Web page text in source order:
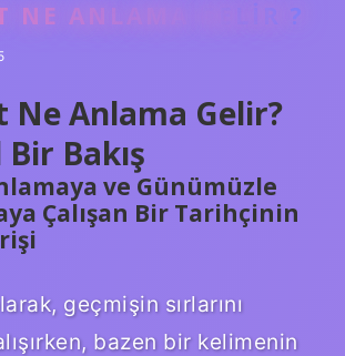
NE ANLAMA GELIR ?
Ne Anlama Gelir?
Bakış
ve Günümüzle
Çalışan Bir Tarihçinin
geçmişin sırlarını
bazen bir kelimenin